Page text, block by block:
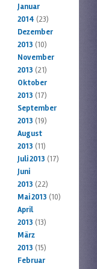
Januar
2014 (23)
Dezember
2013 (10)
November
2013 (21)
Oktober
2013 (17)
September
2013 (19)
August
2013 (11)
Juli 2013 (17)
Juni
2013 (22)
Mai 2013 (10)
April
2013 (13)
März
2013 (15)
Februar